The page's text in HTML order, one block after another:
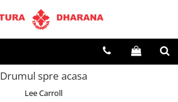
Drumul spre acasa
Lee Carroll